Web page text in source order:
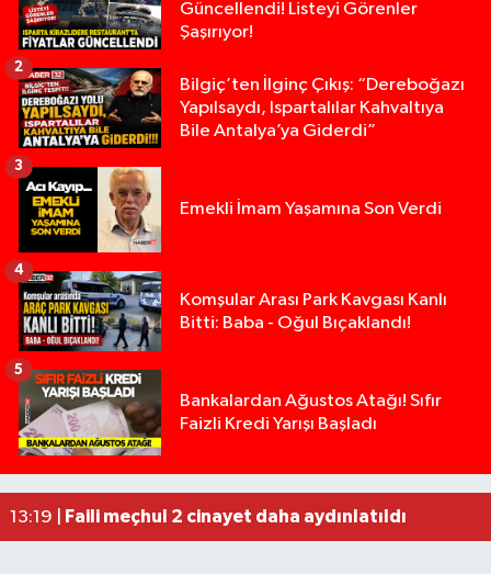
Güncellendi! Listeyi Görenler
Şaşırıyor!
Bilgiç’ten İlginç Çıkış: “Dereboğazı
Yapılsaydı, Ispartalılar Kahvaltıya
Bile Antalya’ya Giderdi”
2
Emekli İmam Yaşamına Son Verdi
3
Komşular Arası Park Kavgası Kanlı
Bitti: Baba - Oğul Bıçaklandı!
4
Bankalardan Ağustos Atağı! Sıfır
Faizli Kredi Yarışı Başladı
5
19:43 |Isparta’da Silah Operasyonu: 165 Tabanca Ele
17:18 | Anız Yangını Kazaya Neden Oldu: 13 Araç
17:08 |Alevlere Teslim Olan Gecekondu Kullanılamaz
13:19 |
Faili meçhul 2 cinayet daha aydınlatıldı